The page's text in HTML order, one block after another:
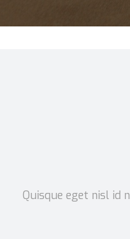
Quisque eget nisl id